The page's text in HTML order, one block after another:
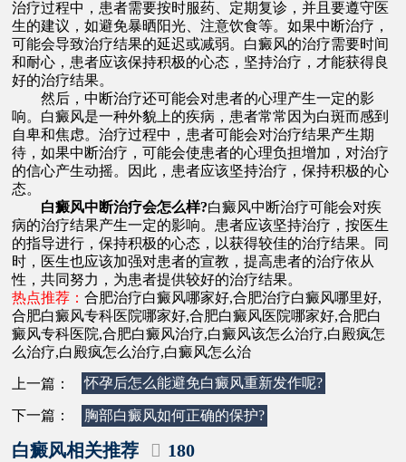
治疗过程中，患者需要按时服药、定期复诊，并且要遵守医
生的建议，如避免暴晒阳光、注意饮食等。如果中断治疗，
可能会导致治疗结果的延迟或减弱。白癜风的治疗需要时间
和耐心，患者应该保持积极的心态，坚持治疗，才能获得良
好的治疗结果。
然后，中断治疗还可能会对患者的心理产生一定的影
响。白癜风是一种外貌上的疾病，患者常常因为白斑而感到
自卑和焦虑。治疗过程中，患者可能会对治疗结果产生期
待，如果中断治疗，可能会使患者的心理负担增加，对治疗
的信心产生动摇。因此，患者应该坚持治疗，保持积极的心
态。
白癜风中断治疗会怎么样?白癜风中断治疗可能会对疾
病的治疗结果产生一定的影响。患者应该坚持治疗，按医生
的指导进行，保持积极的心态，以获得较佳的治疗结果。同
时，医生也应该加强对患者的宣教，提高患者的治疗依从
性，共同努力，为患者提供较好的治疗结果。
热点推荐： 合肥治疗白癜风哪家好,合肥治疗白癜风哪里好,
合肥白癜风专科医院哪家好,合肥白癜风医院哪家好,合肥白
癜风专科医院,合肥白癜风治疗,白癜风该怎么治疗,白殿疯怎
么治疗,白殿疯怎么治疗,白癜风怎么治
上一篇： 怀孕后怎么能避免白癜风重新发作呢?
下一篇： 胸部白癜风如何正确的保护?
白癜风相关推荐 180